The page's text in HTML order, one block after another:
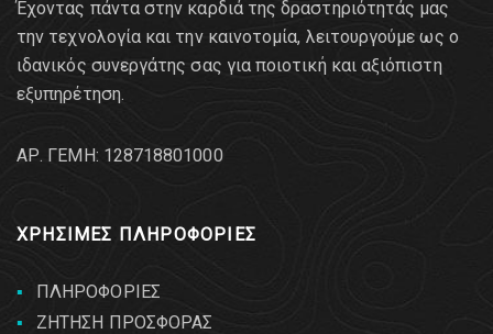
Έχοντας πάντα στην καρδιά της δραστηριότητάς μας
την τεχνολογία και την καινοτομία, λειτουργούμε ως ο
ιδανικός συνεργάτης σας για ποιοτική και αξιόπιστη
εξυπηρέτηση.
AΡ. ΓΕΜΗ: 128718801000
ΧΡΗΣΙΜΕΣ ΠΛΗΡΟΦΟΡΙΕΣ
ΠΛΗΡΟΦΟΡΙΕΣ
ΖΗΤΗΣΗ ΠΡΟΣΦΟΡΑΣ